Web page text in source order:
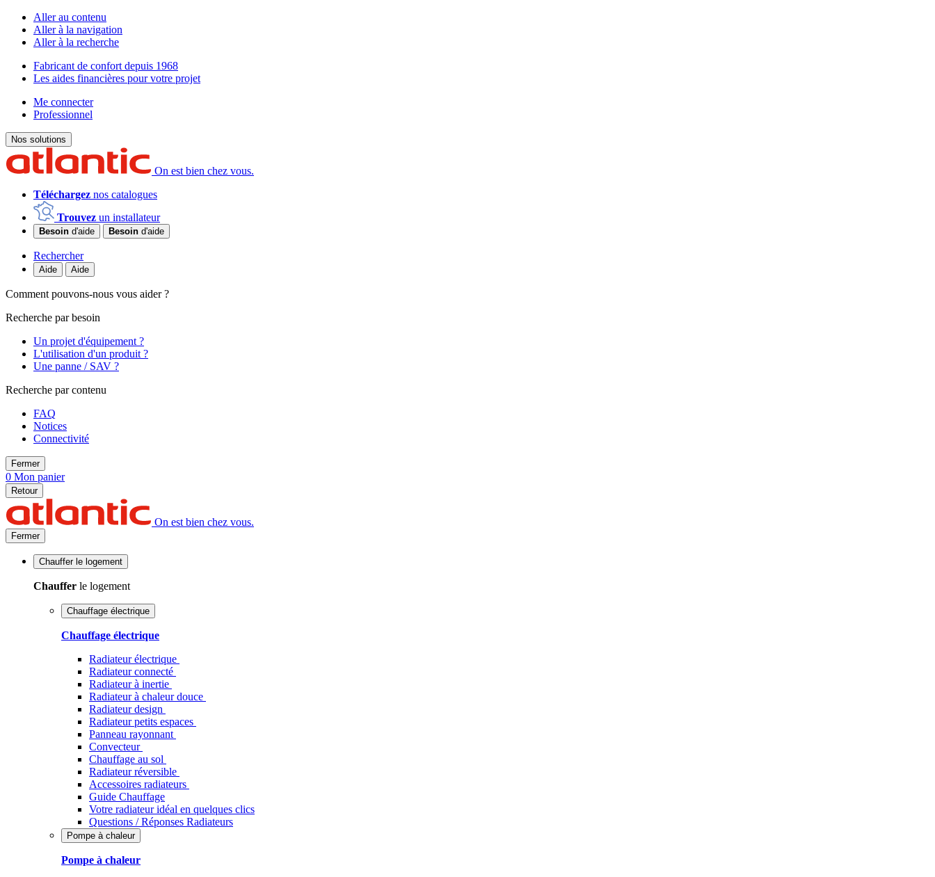
Aller au contenu
Aller à la navigation
Aller à la recherche
Fabricant de confort depuis 1968
Les aides financières pour votre projet
Me connecter
Professionnel
Nos solutions
On est bien chez vous.
Téléchargez nos catalogues
Trouvez un installateur
Besoin d'aide Besoin d'aide
Rechercher
Aide Aide
Comment pouvons-nous vous aider ?
Recherche par besoin
Un projet d'équipement ?
L'utilisation d'un produit ?
Une panne / SAV ?
Recherche par contenu
FAQ
Notices
Connectivité
Fermer
0 Mon panier
Retour
On est bien chez vous.
Fermer
Chauffer le logement
Chauffer le logement
Chauffage électrique
Chauffage électrique
Radiateur électrique
Radiateur connecté
Radiateur à inertie
Radiateur à chaleur douce
Radiateur design
Radiateur petits espaces
Panneau rayonnant
Convecteur
Chauffage au sol
Radiateur réversible
Accessoires radiateurs
Guide Chauffage
Votre radiateur idéal en quelques clics
Questions / Réponses Radiateurs
Pompe à chaleur
Pompe à chaleur